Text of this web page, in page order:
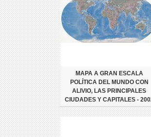
MAPA A GRAN ESCALA
POLÍTICA DEL MUNDO CON
ALIVIO, LAS PRINCIPALES
CIUDADES Y CAPITALES -